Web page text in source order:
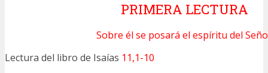
PRIMERA LECTURA
Sobre él se posará el espíritu del
Lectura del libro de Isaías 11,1-10